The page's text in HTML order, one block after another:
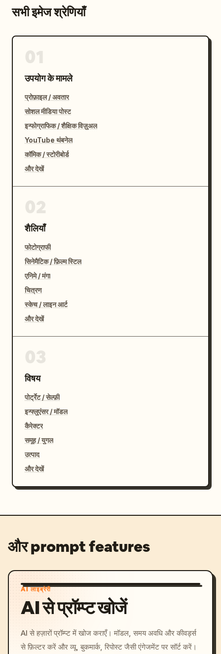
सभी इमेज श्रेणियाँ
उपयोग के मामले
प्रोफ़ाइल / अवतार
सोशल मीडिया पोस्ट
इन्फोग्राफिक / शैक्षिक विज़ुअल
YouTube थंबनेल
कॉमिक / स्टोरीबोर्ड
और देखें
शैलियाँ
फोटोग्राफी
सिनेमैटिक / फ़िल्म स्टिल
एनिमे / मंगा
चित्रण
स्केच / लाइन आर्ट
और देखें
विषय
पोर्ट्रेट / सेल्फ़ी
इन्फ्लुएंसर / मॉडल
कैरेक्टर
समूह / युगल
उत्पाद
और देखें
और prompt features
AI लाइब्रेरी
AI से प्रॉम्प्ट खोजें
AI से हज़ारों प्रॉम्प्ट में खोज कराएँ। मॉडल, समय अवधि और कीवर्ड्स
से फ़िल्टर करें और व्यू, बुकमार्क, रिपोस्ट जैसी एंगेजमेंट पर सॉर्ट करें।